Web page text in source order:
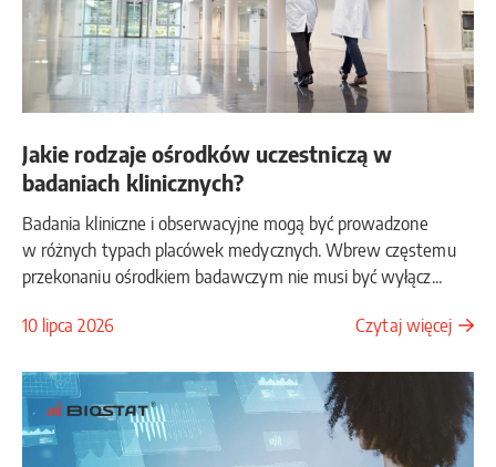
Jakie rodzaje ośrodków uczestniczą w
badaniach klinicznych?
Badania kliniczne i obserwacyjne mogą być prowadzone
w różnych typach placówek medycznych. Wbrew częstemu
przekonaniu ośrodkiem badawczym nie musi być wyłącz...
10 lipca 2026 Czytaj więcej